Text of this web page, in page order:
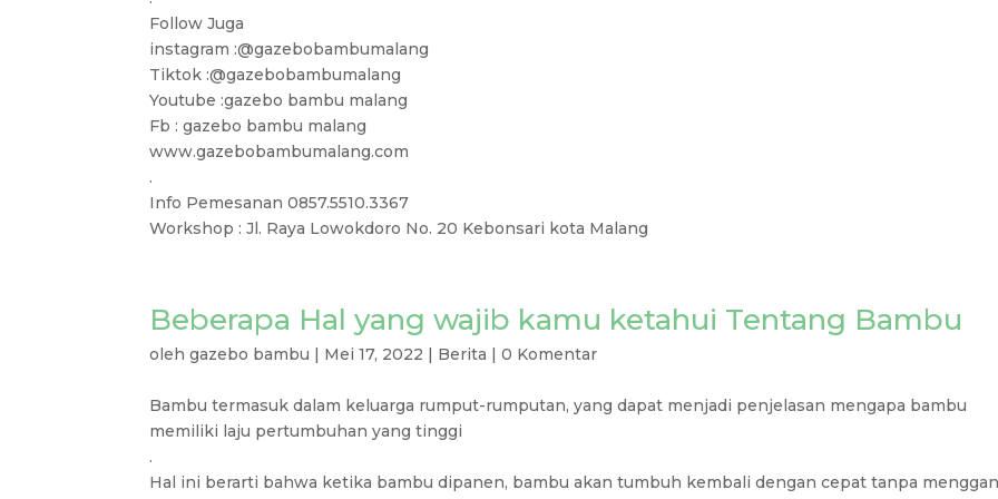
Follow Juga
instagram :@gazebobambumalang
Tiktok :@gazebobambumalang
Youtube :gazebo bambu malang
Fb : gazebo bambu malang
www.gazebobambumalang.com
.
Info Pemesanan 0857.5510.3367
Workshop : Jl. Raya Lowokdoro No. 20 Kebonsari kota Malang
Beberapa Hal yang wajib kamu ketahui Tentang Bambu
olehgazebo bambu | Mei 17, 2022 | Berita |0 Komentar
Bambu termasuk dalam keluarga rumput-rumputan, yang dapat menjadi penjelasan mengapa bambu
memiliki laju pertumbuhan yang tinggi
.
Hal ini berarti bahwa ketika bambu dipanen, bambu akan tumbuh kembali dengan cepat tanpa